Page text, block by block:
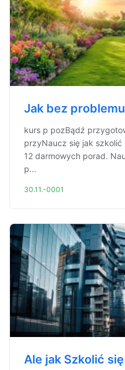
Jak bez
kurs p pozBądź
przyNaucz się jak
12 darmowych porad.
p...
30.11.-0001
Ale jak Szkolić